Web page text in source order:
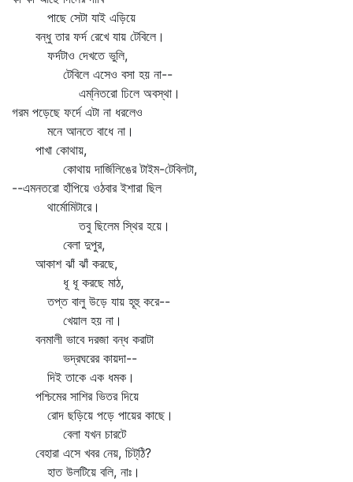
পাছে সেটা যাই এড়িয়ে
বন্ধু তার ফর্দ রেখে যায় টেবিলে।
ফর্দটাও দেখতে ভুলি,
টেবিলে এসেও বসা হয় না--
এম্‌নিতরো ঢিলে অবস্থা।
গরম পড়েছে ফর্দে এটা না ধরলেও
মনে আনতে বাধে না।
পাখা কোথায়,
কোথায় দার্জিলিঙের টাইম-টেবিলটা,
--এমনতরো হাঁপিয়ে ওঠবার ইশারা ছিল
থার্মোমিটারে।
তবু ছিলেম স্থির হয়ে।
বেলা দুপুর,
আকাশ ঝাঁ ঝাঁ করছে,
ধূ ধূ করছে মাঠ,
তপ্ত বালু উড়ে যায় হূহু করে--
খেয়াল হয় না।
বনমালী ভাবে দরজা বন্ধ করাটা
ভদ্রঘরের কায়দা--
দিই তাকে এক ধমক।
পশ্চিমের সাশির ভিতর দিয়ে
রোদ ছড়িয়ে পড়ে পায়ের কাছে।
বেলা যখন চারটে
বেহারা এসে খবর নেয়, চিট্‌ঠি?
হাত উলটিয়ে বলি, নাঃ।